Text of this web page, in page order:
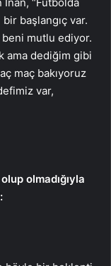
başlangıç var.
beni mutlu ediyor.
ama dediğim gibi
maç bakıyoruz
var,
olmadığıyla